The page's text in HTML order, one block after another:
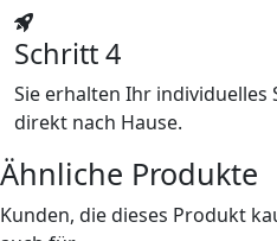
Schritt 4
Sie erhalten Ihr individuelles
direkt nach Hause.
Ähnliche Produkte
Kunden, die dieses Produkt